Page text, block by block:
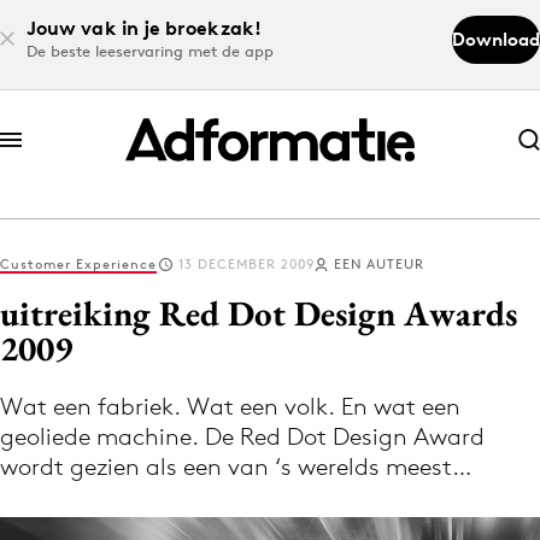
Jouw vak in je broekzak!
De beste leeservaring met de app
Download
Abonneer nu
Abonneer nu
Log in
Volg het laatste nieuws via de Adformatie
Nieuws app
Customer Experience 13 DECEMBER 2009 EEN AUTEUR
uitreiking Red Dot Design Awards
2009
Wat een fabriek. Wat een volk. En wat een
geoliede machine. De Red Dot Design Award
wordt gezien als een van ‘s werelds meest…